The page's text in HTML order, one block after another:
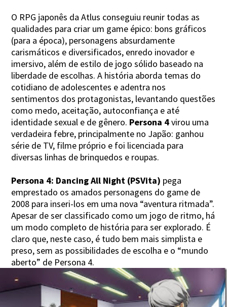
O RPG japonês da Atlus conseguiu reunir todas as
qualidades para criar um game épico: bons gráficos
(para a época), personagens absurdamente
carismáticos e diversificados, enredo inovador e
imersivo, além de estilo de jogo sólido baseado na
liberdade de escolhas. A história aborda temas do
cotidiano de adolescentes e adentra nos
sentimentos dos protagonistas, levantando questões
como medo, aceitação, autoconfiança e até
identidade sexual e de gênero. Persona 4virou uma
verdadeira febre, principalmente no Japão: ganhou
série de TV, filme próprio e foi licenciada para
diversas linhas de brinquedos e roupas.
Persona 4: Dancing All Night (PSVita) pega
emprestado os amados personagens do game de
2008 para inseri-los em uma nova “aventura ritmada”.
Apesar de ser classificado como um jogo de ritmo, há
um modo completo de história para ser explorado. É
claro que, neste caso, é tudo bem mais simplista e
preso, sem as possibilidades de escolha e o “mundo
aberto” de Persona 4.